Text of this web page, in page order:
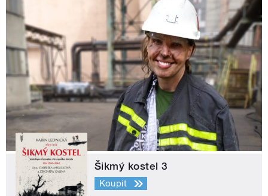
Šikmý kostel 3
Koupit